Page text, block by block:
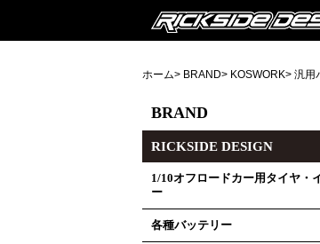
ホーム> BRAND> KOSWORK> 汎用
BRAND
RICKSIDE DESIGN
1/10オフロードカー用タイヤ・
ー
各種バッテリー